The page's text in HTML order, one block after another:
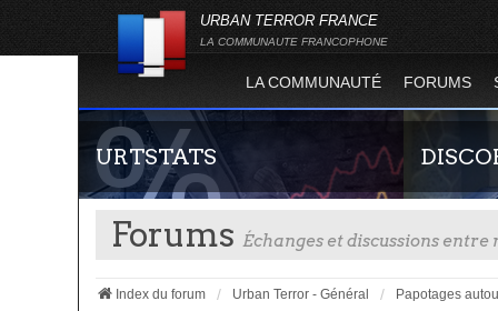
URBAN TERROR FRANCE
LA COMMUNAUTE FRANCOPHONE
LA COMMUNAUTÉ FORUMS
URTSTATS
Forums Échanges et discussions
Index du forum Urban Terror - Général Papotages